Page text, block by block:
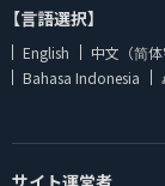
【言語選択】
English 中文（简体
Bahasa Indonesia
サイト運営者